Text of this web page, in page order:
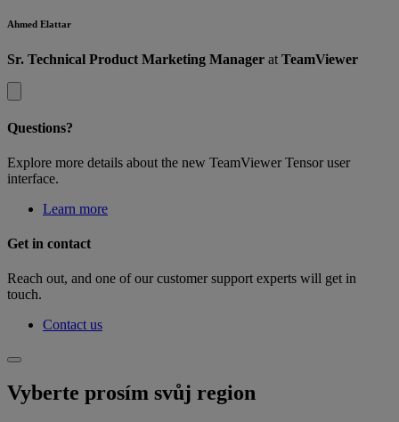
Ahmed Elattar
Sr. Technical Product Marketing Manager at TeamViewer
Questions?
Explore more details about the new TeamViewer Tensor user
interface.
Learn more
Get in contact
Reach out, and one of our customer support experts will get in
touch.
Contact us
Vyberte prosím svůj region